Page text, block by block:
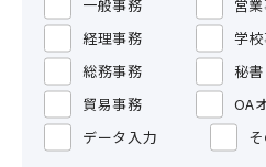
一般事務
営
経理事務
学
総務事務
秘書
貿易事務
OA
データ入力